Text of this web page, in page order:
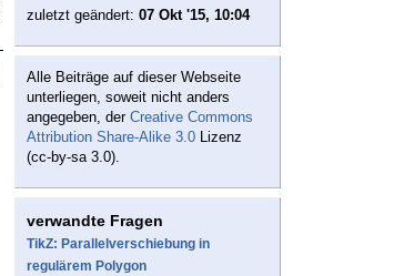
zuletzt geändert: 07 Okt '15, 10:04
Alle Beiträge auf dieser Webseite
unterliegen, soweit nicht anders
angegeben, der Creative Commons
Attribution Share-Alike 3.0 Lizenz
(cc-by-sa 3.0).
verwandte Fragen
TikZ: Parallelverschiebung in
regulärem Polygon